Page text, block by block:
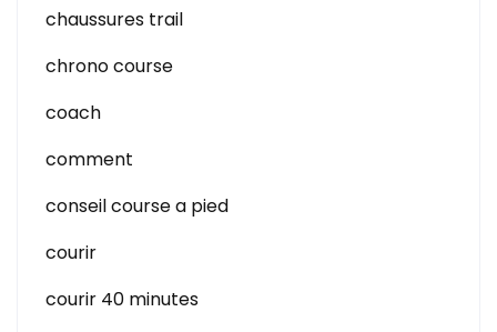
chaussures trail
chrono course
coach
comment
conseil course a pied
courir
courir 40 minutes